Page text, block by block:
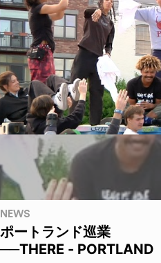
NEWS
ポートランド巡業
──THERE - PORTLAND